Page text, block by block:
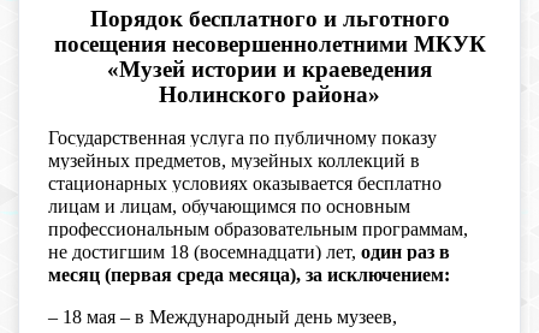
Порядок бесплатного и льготного
посещения несовершеннолетними МКУК
«Музей истории и краеведения
Нолинского района»
Государственная услуга по публичному показу
музейных предметов, музейных коллекций в
стационарных условиях оказывается бесплатно
лицам и лицам, обучающимся по основным
профессиональным образовательным программам,
не достигшим 18 (восемнадцати) лет, один раз в
месяц (первая среда месяца), за исключением:
– 18 мая – в Международный день музеев,